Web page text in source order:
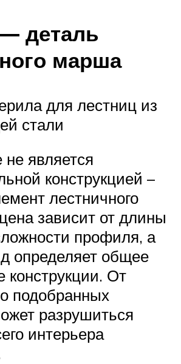
деталь
марша
для лестниц из
стали
является
конструкцией –
лестничного
зависит от длины
профиля, а
определяет общее
конструкции. От
подобранных
разрушиться
интерьера